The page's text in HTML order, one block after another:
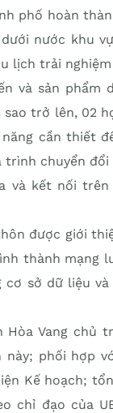
phố hoàn
nước khu
lịch trải
và sản phẩm
trở lên, 02
cần thiết
chuyển
và kết nối
được giới
thành mạng
cơ sở dữ liệu
Hòa Vang
phối hợp
Kế hoạch;
chỉ đạo của